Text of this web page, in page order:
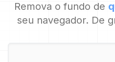
Remova o fundo de
seu navegador. De